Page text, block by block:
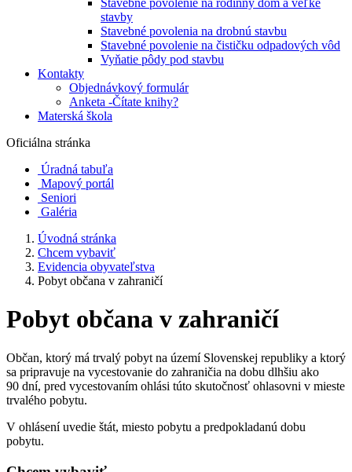
Stavebné povolenie na rodinný dom a veľké
stavby
Stavebné povolenia na drobnú stavbu
Stavebné povolenie na čističku odpadových vôd
Vyňatie pôdy pod stavbu
Kontakty
Objednávkový formulár
Anketa -Čítate knihy?
Materská škola
Oficiálna stránka
Úradná tabuľa
Mapový portál
Seniori
Galéria
Úvodná stránka
Chcem vybaviť
Evidencia obyvateľstva
Pobyt občana v zahraničí
Pobyt občana v zahraničí
Občan, ktorý má trvalý pobyt na území Slovenskej republiky a ktorý
sa pripravuje na vycestovanie do zahraničia na dobu dlhšiu ako
90 dní, pred vycestovaním ohlási túto skutočnosť ohlasovni v mieste
trvalého pobytu.
V ohlásení uvedie štát, miesto pobytu a predpokladanú dobu
pobytu.